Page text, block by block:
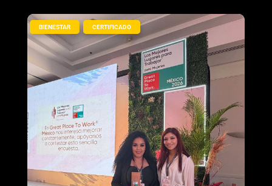
BIENESTAR CERTIFICADO